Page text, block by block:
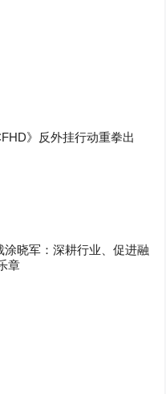
》反外挂行动重拳出
晓军：深耕行业、促进融
章